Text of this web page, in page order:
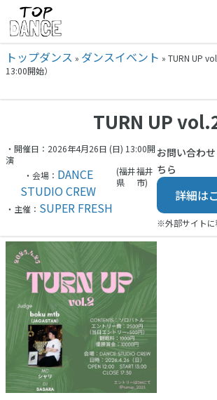
トップダンス » ダンスイベント » TURN UP
13:00開始）
TURN UP
・開催日：2026年4月26日 (日) 13:00開
演
・会場： DANCE
STUDIO CREW
(福井
県
福井
市)
・主催： SUPER FRESH
お問い合わ
ちら
詳細は
※外部サイト